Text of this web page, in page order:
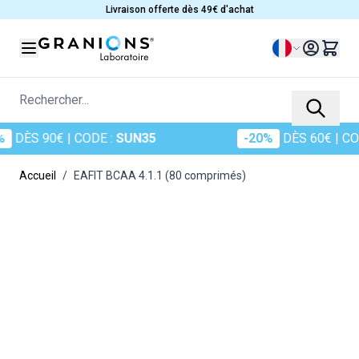
Livraison offerte dès 49€ d'achat
Langue
Rechercher...
| CODE :SUN35 DÈS 60€ | CODE :
Accueil / EAFIT BCAA 4.1.1 (80 comprimés)